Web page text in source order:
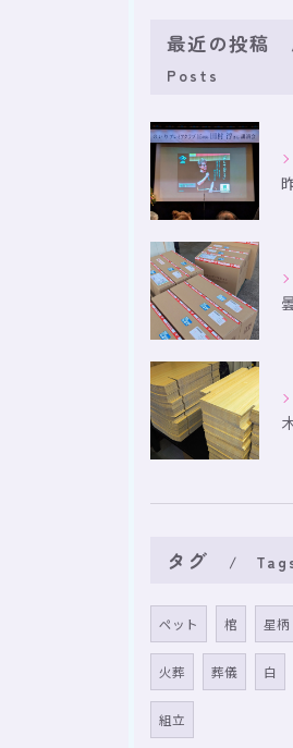
最近の投稿
Posts
タグ
ペット 棺 星柄
火葬 葬儀 白
組立